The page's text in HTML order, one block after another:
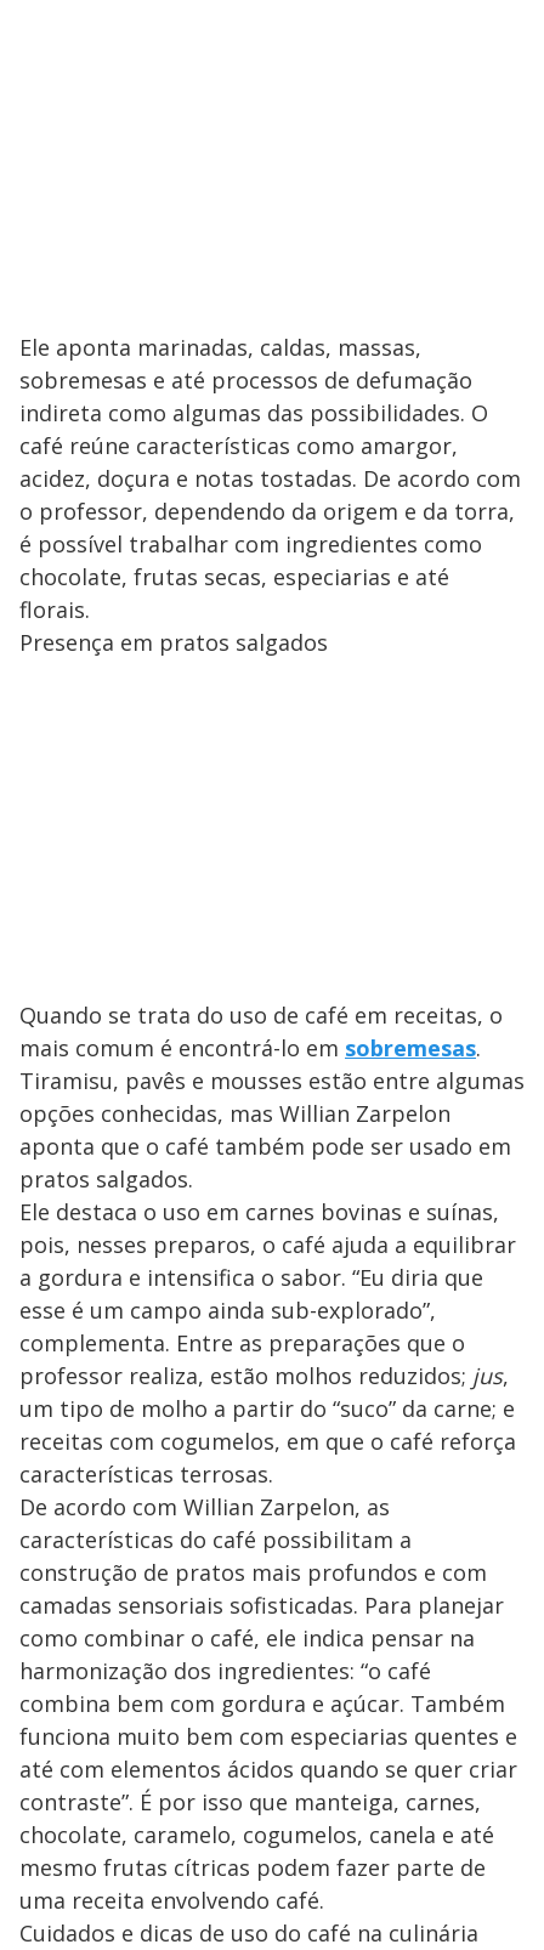
Ele aponta marinadas, caldas, massas,
sobremesas e até processos de defumação
indireta como algumas das possibilidades. O
café reúne características como amargor,
acidez, doçura e notas tostadas. De acordo com
o professor, dependendo da origem e da torra,
é possível trabalhar com ingredientes como
chocolate, frutas secas, especiarias e até
florais.
Presença em pratos salgados
Quando se trata do uso de café em receitas, o
mais comum é encontrá-lo em sobremesas.
Tiramisu, pavês e mousses estão entre algumas
opções conhecidas, mas Willian Zarpelon
aponta que o café também pode ser usado em
pratos salgados.
Ele destaca o uso em carnes bovinas e suínas,
pois, nesses preparos, o café ajuda a equilibrar
a gordura e intensifica o sabor. “Eu diria que
esse é um campo ainda sub-explorado”,
complementa. Entre as preparações que o
professor realiza, estão molhos reduzidos; jus,
um tipo de molho a partir do “suco” da carne; e
receitas com cogumelos, em que o café reforça
características terrosas.
De acordo com Willian Zarpelon, as
características do café possibilitam a
construção de pratos mais profundos e com
camadas sensoriais sofisticadas. Para planejar
como combinar o café, ele indica pensar na
harmonização dos ingredientes: “o café
combina bem com gordura e açúcar. Também
funciona muito bem com especiarias quentes e
até com elementos ácidos quando se quer criar
contraste”. É por isso que manteiga, carnes,
chocolate, caramelo, cogumelos, canela e até
mesmo frutas cítricas podem fazer parte de
uma receita envolvendo café.
Cuidados e dicas de uso do café na culinária